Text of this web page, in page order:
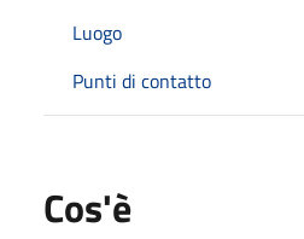
Luogo
Punti di contatto
Cos'è